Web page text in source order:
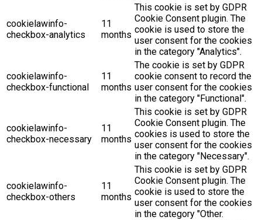
cookielawinfo-
checkbox-analytics
11
months
This cookie is set by GDPR
Cookie Consent plugin. The
cookie is used to store the
user consent for the cookies
in the category "Analytics".
cookielawinfo-
checkbox-functional
11
months
The cookie is set by GDPR
cookie consent to record the
user consent for the cookies
in the category "Functional".
cookielawinfo-
checkbox-necessary
11
months
This cookie is set by GDPR
Cookie Consent plugin. The
cookies is used to store the
user consent for the cookies
in the category "Necessary".
cookielawinfo-
checkbox-others
11
months
This cookie is set by GDPR
Cookie Consent plugin. The
cookie is used to store the
user consent for the cookies
in the category "Other.